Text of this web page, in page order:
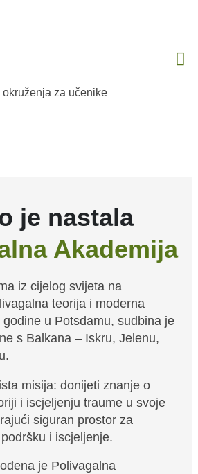
za učenike
je nastala
Akademija
iz cijelog svijeta na
teorija i moderna
u Potsdamu, sudbina je
s Balkana – Iskru, Jelenu,
misija: donijeti znanje o
i iscjeljenju traume u svoje
siguran prostor za
i iscjeljenje.
je Polivagalna